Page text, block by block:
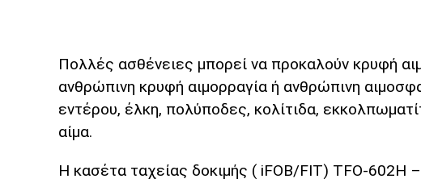
Πολλές ασθένειες μπορεί να προκαλούν κρυφή
ανθρώπινη κρυφή αιμορραγία ή ανθρώπινη
εντέρου, έλκη, πολύποδες, κολίτιδα,
αίμα.
Η κασέτα ταχείας δοκιμής ( iFOB/FIT) TFO-602H